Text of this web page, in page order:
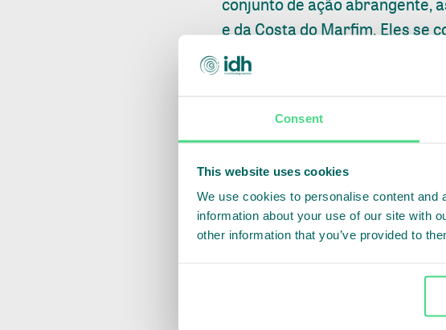
Consent
This website uses cookies
We use cookies to personalise content
information about your use of our site with
other information that you’ve provided to
conjunto de ação abrangente,
e da Costa do Marfim. Eles se
pela produção de cacau até o
organização desenvolveu -
trabalhar em prol de uma
África e América Latina. Para
livre de desmatamento, com o
tropical, criou o Fundo &Green,
dignos no chá, flores, frutas e
melhorar a produção e a